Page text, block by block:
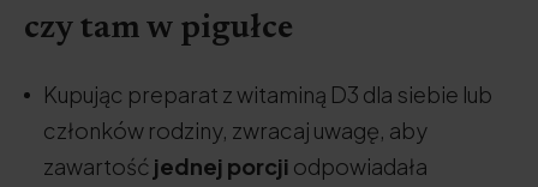
czy tam w pigułce
Kupując preparat z witaminą D3 dla siebie lub
członków rodziny, zwracaj uwagę, aby
zawartość jednej porcji odpowiadała